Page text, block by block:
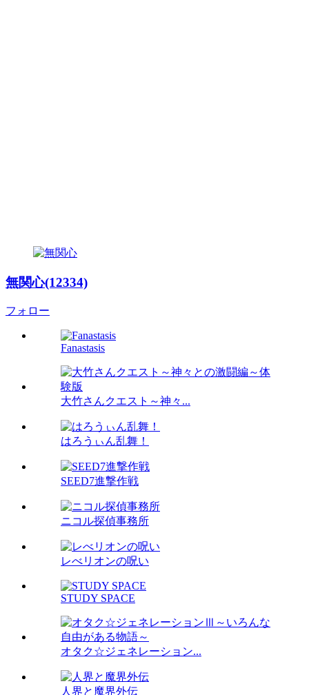
無関心(12334)
フォロー
Fanastasis
大竹さんクエスト～神々...
はろうぃん乱舞！
SEED7進撃作戦
ニコル探偵事務所
レべリオンの呪い
STUDY SPACE
オタク☆ジェネレーション...
人界と魔界外伝